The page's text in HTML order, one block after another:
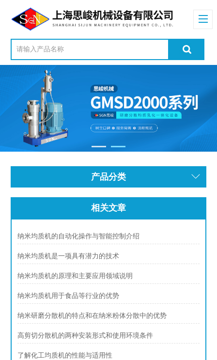
产品分类
相关文章
纳米均质机的自动化操作与智能控制介绍
纳米均质机是一项具有潜力的技术
纳米均质机的原理和主要应用领域说明
纳米均质机用于食品等行业的优势
纳米研磨分散机的特点和在纳米粉体分散中的优势
高剪切分散机的两种安装形式和使用环境条件
了解化工均质机的性能与适用性